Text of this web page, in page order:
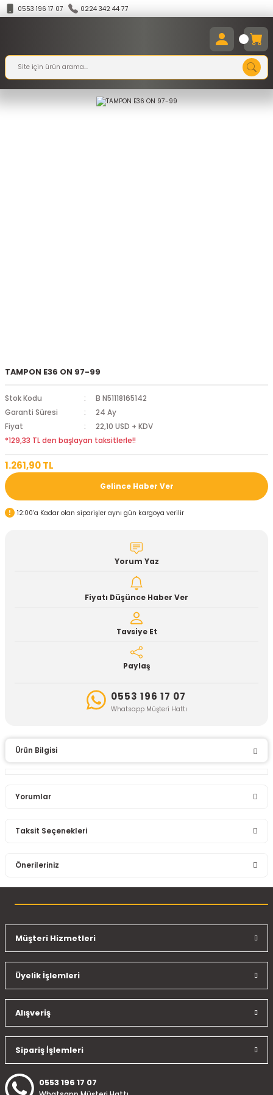
0553 196 17 07 0224 342 44 77
TAMPON E36 ON 97-99
Stok Kodu
B N51118165142
Garanti Süresi
24 Ay
Fiyat
22,10 USD + KDV
*129,33 TL den başlayan taksitlerle!!
1.261,90 TL
Gelince Haber Ver
12:00’a Kadar olan siparişler aynı gün kargoya verilir
Yorum Yaz
Fiyatı Düşünce Haber Ver
Tavsiye Et
Paylaş
0553 196 17 07
Whatsapp Müşteri Hattı
Ürün Bilgisi
Yorumlar
Taksit Seçenekleri
Önerileriniz
konularda yetersiz gördüğünüz noktaları öneri formunu
Ürün resmi kalitesiz, bozuk veya görüntülenemiyor.
Ürün açıklamasında eksik bilgiler bulunuyor.
Ürün fiyatı diğer sitelerden daha pahalı.
Bu ürüne benzer farklı alternatifler olmalı.
Müşteri Hizmetleri
Üyelik İşlemleri
Alışveriş
Sipariş İşlemleri
0553 196 17 07